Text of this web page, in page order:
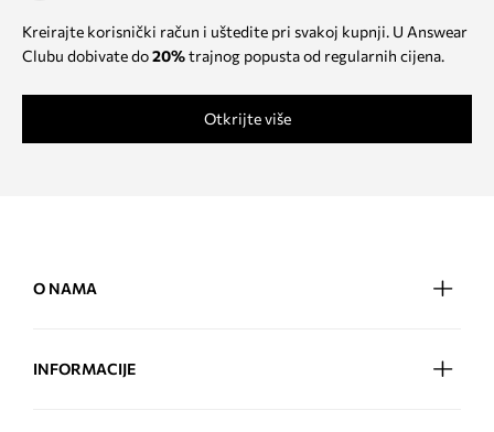
Kreirajte korisnički račun i uštedite pri svakoj kupnji. U Answear
Clubu dobivate do20%trajnog popusta od regularnih cijena.
Otkrijte više
O NAMA
INFORMACIJE